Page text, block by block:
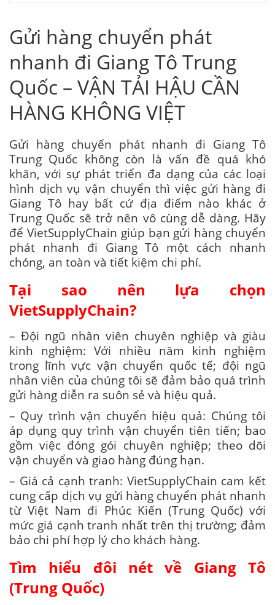
Gửi hàng chuyển phát
nhanh đi Giang Tô Trung
Quốc – VẬN TẢI HẬU CẦN
HÀNG KHÔNG VIỆT
Gửi hàng chuyển phát nhanh đi Giang Tô
Trung Quốc không còn là vấn đề quá khó
khăn, với sự phát triển đa dạng của các loại
hình dịch vụ vận chuyển thì việc gửi hàng đi
Giang Tô hay bất cứ địa điểm nào khác ở
Trung Quốc sẽ trở nên vô cùng dễ dàng. Hãy
để VietSupplyChain giúp bạn gửi hàng chuyển
phát nhanh đi Giang Tô một cách nhanh
chóng, an toàn và tiết kiệm chi phí.
Tại sao nên lựa chọn
VietSupplyChain?
– Đội ngũ nhân viên chuyên nghiệp và giàu
kinh nghiệm: Với nhiều năm kinh nghiệm
trong lĩnh vực vận chuyển quốc tế; đội ngũ
nhân viên của chúng tôi sẽ đảm bảo quá trình
gửi hàng diễn ra suôn sẻ và hiệu quả.
– Quy trình vận chuyển hiệu quả: Chúng tôi
áp dụng quy trình vận chuyển tiên tiến; bao
gồm việc đóng gói chuyên nghiệp; theo dõi
vận chuyển và giao hàng đúng hạn.
– Giá cả cạnh tranh: VietSupplyChain cam kết
cung cấp dịch vụ gửi hàng chuyển phát nhanh
từ Việt Nam đi Phúc Kiến (Trung Quốc) với
mức giá cạnh tranh nhất trên thị trường; đảm
bảo chi phí hợp lý cho khách hàng.
Tìm hiểu đôi nét về Giang Tô
(Trung Quốc)